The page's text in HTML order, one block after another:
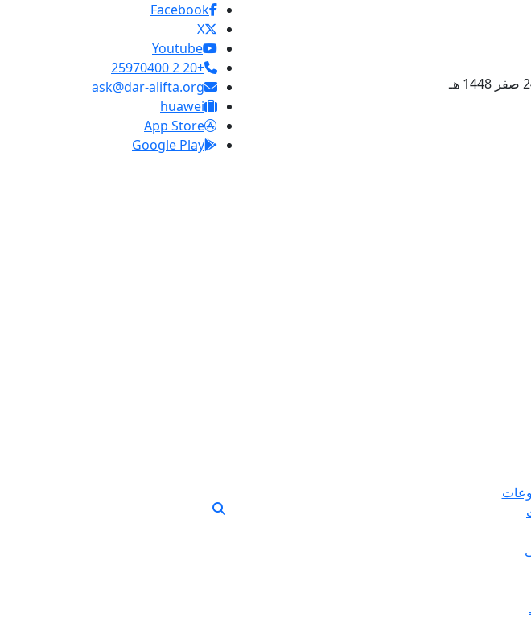
Facebook
X
Youtube
+20 2 25970400
ask@dar-alifta.org
huawei
App Store
Google Play